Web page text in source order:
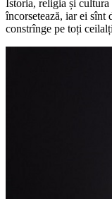
Istoria, religia și
încorsetează, iar ei sînt
constrînge pe toți